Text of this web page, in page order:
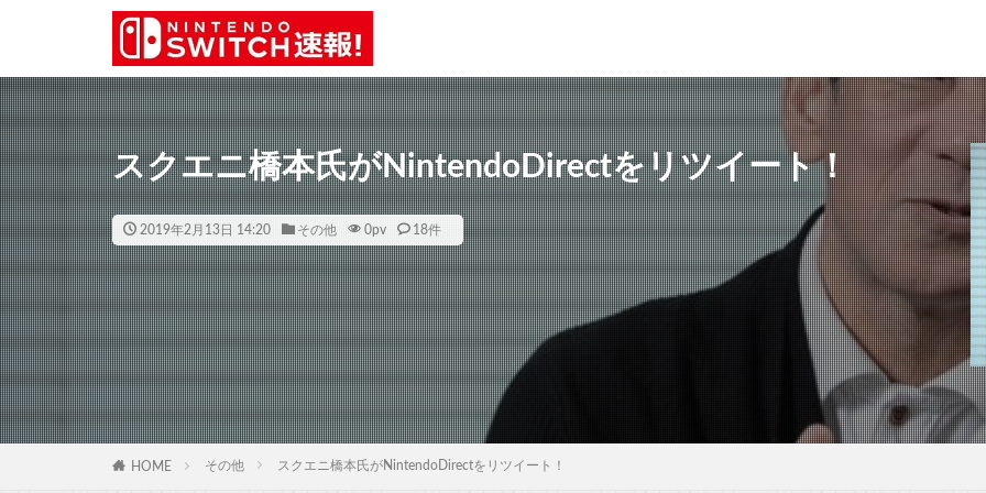
スクエニ橋本氏がNintendoDirectをリツイート！
2019年2月13日 14:20 その他 0pv 18件
HOME その他 スクエニ橋本氏がNintendoDirectをリツイート！